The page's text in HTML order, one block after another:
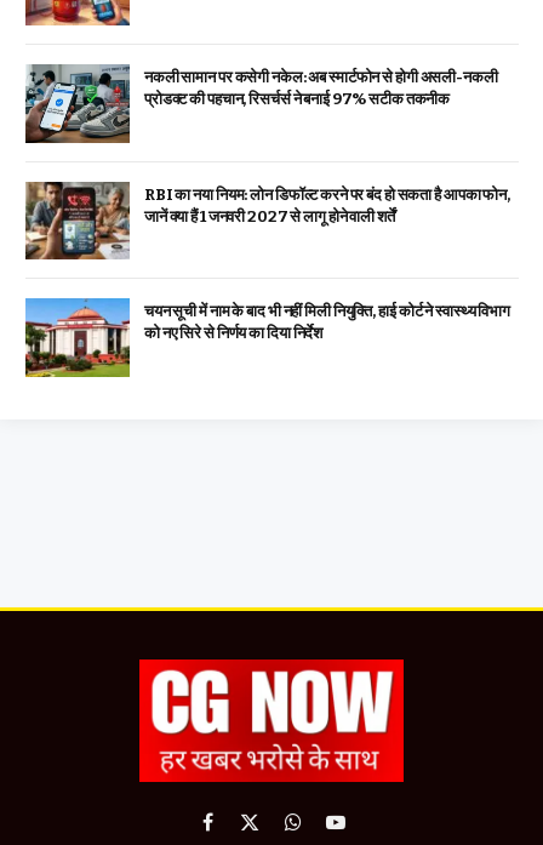
नकली सामान पर कसेगी नकेल: अब स्मार्टफोन से होगी असली-नकली
प्रोडक्ट की पहचान, रिसर्चर्स ने बनाई 97% सटीक तकनीक
RBI का नया नियम: लोन डिफॉल्ट करने पर बंद हो सकता है आपका फोन,
जानें क्या हैं 1 जनवरी 2027 से लागू होने वाली शर्तें
चयन सूची में नाम के बाद भी नहीं मिली नियुक्ति, हाई कोर्ट ने स्वास्थ्य विभाग
को नए सिरे से निर्णय का दिया निर्देश
Facebook
X
WhatsApp
YouTube